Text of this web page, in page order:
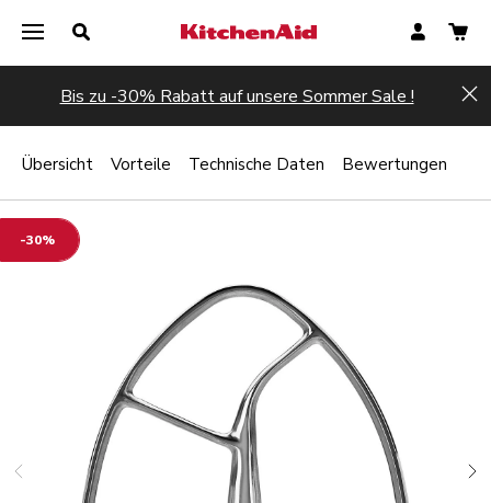
Bis zu -30% Rabatt auf unsere Sommer Sale !
-30%
Übersicht Vorteile Technische Daten Bewertungen